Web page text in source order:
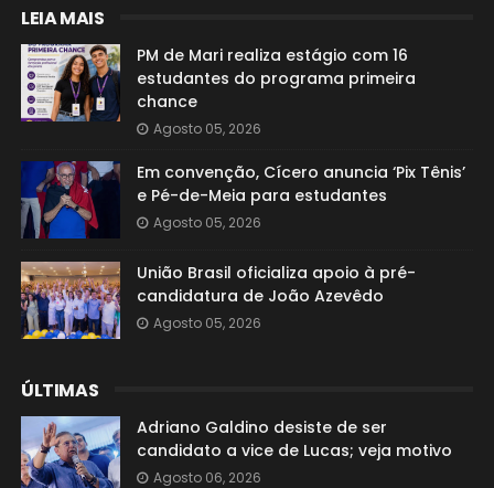
LEIA MAIS
PM de Mari realiza estágio com 16
estudantes do programa primeira
chance
Agosto 05, 2026
Em convenção, Cícero anuncia ‘Pix Tênis’
e Pé-de-Meia para estudantes
Agosto 05, 2026
União Brasil oficializa apoio à pré-
candidatura de João Azevêdo
Agosto 05, 2026
ÚLTIMAS
Adriano Galdino desiste de ser
candidato a vice de Lucas; veja motivo
Agosto 06, 2026